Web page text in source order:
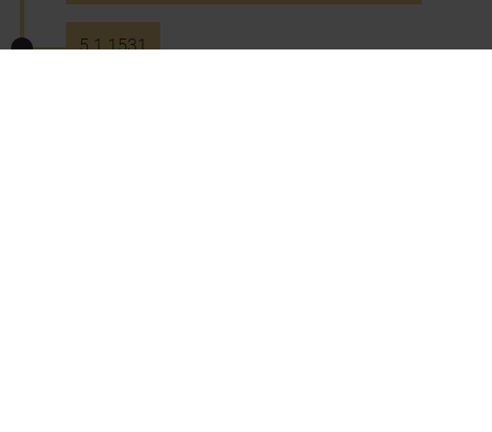
5.1.1531